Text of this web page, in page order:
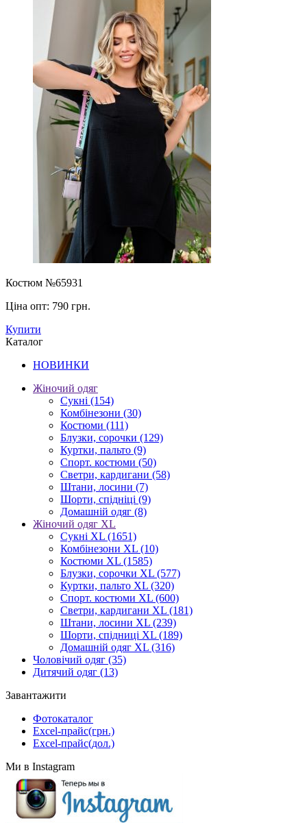
Костюм №65931
Ціна опт: 790 грн.
Купити
Каталог
НОВИНКИ
Жіночий одяг
Сукні (154)
Комбінезони (30)
Костюми (111)
Блузки, сорочки (129)
Куртки, пальто (9)
Спорт. костюми (50)
Светри, кардигани (58)
Штани, лосини (7)
Шорти, спідніці (9)
Домашній одяг (8)
Жіночий одяг XL
Cукні XL (1651)
Комбінезони XL (10)
Костюми XL (1585)
Блузки, сорочки XL (577)
Куртки, пальто XL (320)
Спорт. костюми XL (600)
Светри, кардигани XL (181)
Штани, лосини XL (239)
Шорти, спідниці XL (189)
Домашній одяг XL (316)
Чоловічий одяг (35)
Дитячий одяг (13)
Завантажити
Фотокаталог
Excel-прайс(грн.)
Excel-прайс(дол.)
Ми в Instagram